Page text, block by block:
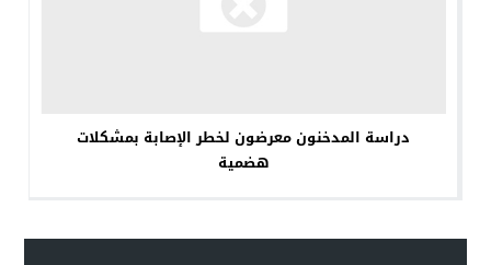
دراسة المدخنون معرضون لخطر الإصابة بمشكلات
هضمية